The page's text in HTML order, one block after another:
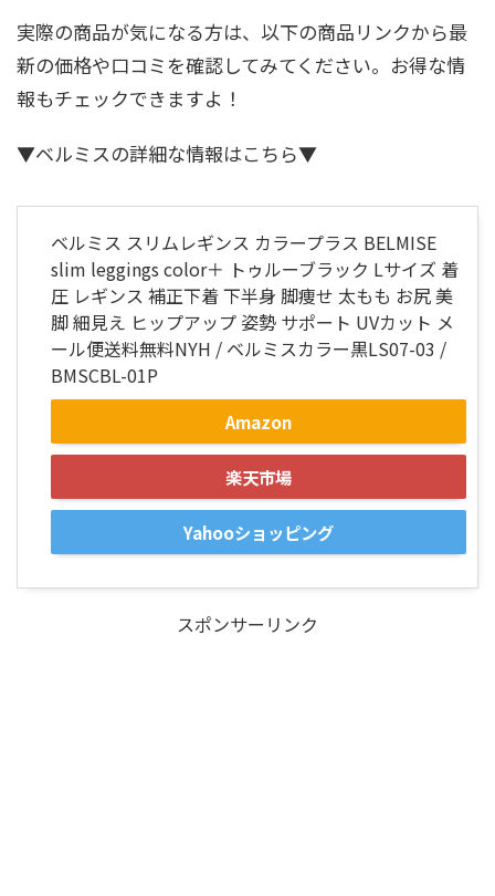
実際の商品が気になる方は、以下の商品リンクから最
新の価格や口コミを確認してみてください。お得な情
報もチェックできますよ！
▼ベルミスの詳細な情報はこちら▼
ベルミス スリムレギンス カラープラス BELMISE
slim leggings color＋ トゥルーブラック Lサイズ 着
圧 レギンス 補正下着 下半身 脚痩せ 太もも お尻 美
脚 細見え ヒップアップ 姿勢 サポート UVカット メ
ール便送料無料NYH / ベルミスカラー黒LS07-03 /
BMSCBL-01P
Amazon
楽天市場
Yahooショッピング
スポンサーリンク